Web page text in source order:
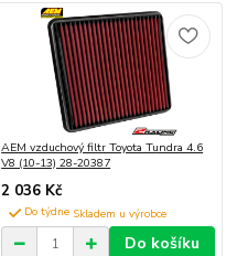
AEM vzduchový filtr Toyota Tundra 4.6
V8 (10-13) 28-20387
2 036 Kč
Do týdne
Do košíku